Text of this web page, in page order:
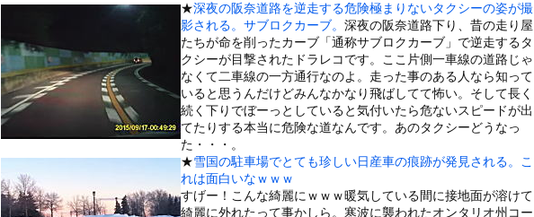
【衝撃】マチアプで会う約束してた相手に『この返信』送ったらブロックされた結果ｗｗｗｗ...
【画像】温泉美女さん、濡れタオルでお尻の形が透けてしまう
かわいい彼女のために美味しい料理を用意した。部屋まで持って行く → この仕打ちです…
【動画】ヒョウ2頭が木に登って激しい戦い
道路脇で男性が缶切断していたドラム缶が爆発
【黒歴史】こういう昔の大学ヤリサーの流出エロ動画（顔出し）が一番抜ける
韓国人「安貞桓が韓国代表に激怒！『惨憺たる結果、徹底的な刷新が必要だ』と監督や協会を...
ケンタッキーとか言う唐揚げ屋ｗｗｗｗｗ
【画像】このAVが性癖ブッ刺さりで精子ドクドク作られるわｗｗｗｗ
★深夜の阪奈道路を逆走する危険極まりないタクシーの姿が撮
影される。サブロクカーブ。 深夜の阪奈道路下り、昔の走り屋
たちが命を削ったカーブ「通称サブロクカーブ」で逆走するタ
クシーが目撃されたドラレコです。ここ片側一車線の道路じゃ
なくて二車線の一方通行なのよ。走った事のある人なら知って
いると思うんだけどみんなかなり飛ばしてて怖い。そして長く
続く下りでぼーっとしていると気付いたら危ないスピードが出
てたりする本当に危険な道なんです。あのタクシーどうなっ
た・・・。
★雪国の駐車場でとても珍しい日産車の痕跡が発見される。こ
れは面白いなｗｗｗ
すげー！こんな綺麗にｗｗｗ暖気している間に接地面が溶けて
綺麗に外れたって事かしら。寒波に襲われたオンタリオ州コー